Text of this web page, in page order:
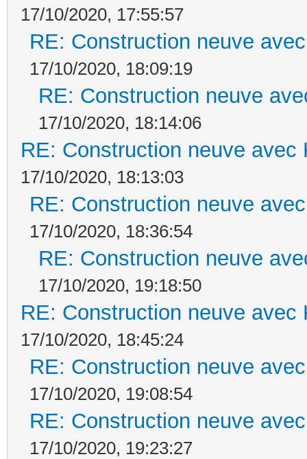
17/10/2020, 17:55:57
RE: Construction neuve
17/10/2020, 18:09:19
RE: Construction neuve
17/10/2020, 18:14:06
RE: Construction neuve avec
17/10/2020, 18:13:03
RE: Construction neuve
17/10/2020, 18:36:54
RE: Construction neuve
17/10/2020, 19:18:50
RE: Construction neuve avec
17/10/2020, 18:45:24
RE: Construction neuve
17/10/2020, 19:08:54
RE: Construction neuve
17/10/2020, 19:23:27